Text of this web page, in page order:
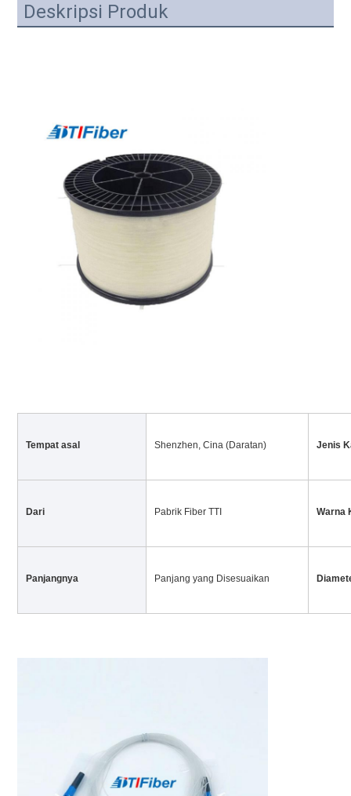
Deskripsi Produk
Tempat asal Shenzhen, Cina (Daratan) Jenis
Dari Pabrik Fiber TTI Warna
Panjangnya Panjang yang Disesuaikan